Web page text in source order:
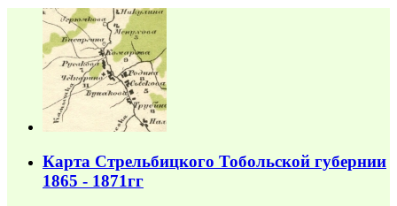
Карта Стрельбицкого Тобольской губернии
1865 - 1871гг